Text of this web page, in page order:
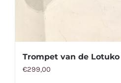
Trompet van de
€299,00